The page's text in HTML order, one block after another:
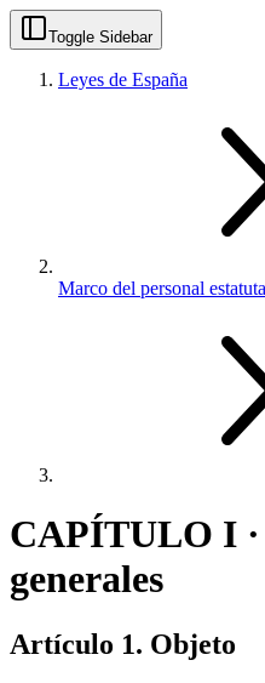
Toggle Sidebar
Leyes de España
Marco del personal
CAPÍTULO I
generales
Artículo 1. Objeto